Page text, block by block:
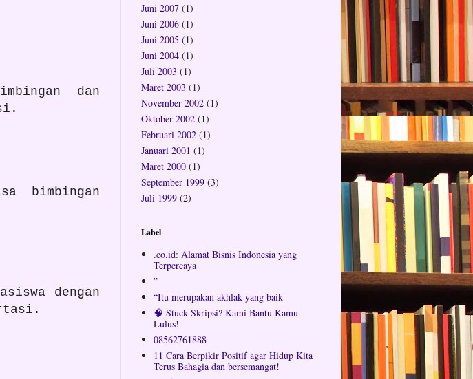
dan
bimbingan
dengan
Juni 2007 (1)
Juni 2006 (1)
Juni 2005 (1)
Juni 2004 (1)
Juli 2003 (1)
Maret 2003 (1)
November 2002 (1)
Oktober 2002 (1)
Februari 2002 (1)
Januari 2001 (1)
Maret 2000 (1)
September 1999 (3)
Juli 1999 (2)
Label
.co.id: Alamat Bisnis Indonesia yang
Terpercaya
”
“Itu merupakan akhlak yang baik
🧠 Stuck Skripsi? Kami Bantu Kamu
Lulus!
08562761888
11 Cara Berpikir Positif agar Hidup Kita
Terus Bahagia dan bersemangat!